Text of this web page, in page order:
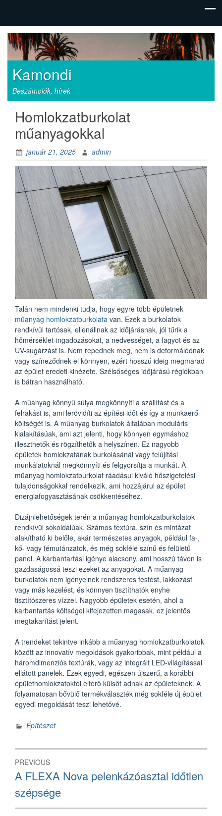
Kamondi
Beszámolók, hírek
Homlokzatburkolat
műanyagokkal
január 21, 2025 admin
Talán nem mindenki tudja, hogy egyre több épületnek
műanyag homlokzatburkolata van. Ezek a burkolatok
rendkívül tartósak, ellenállnak az időjárásnak, jól tűrik a
hőmérséklet-ingadozásokat, a nedvességet, a fagyot és az
UV-sugárzást is. Nem repednek meg, nem is deformálódnak
vagy színeződnek el könnyen, ezért hosszú ideig megmarad
az épület eredeti kinézete. Szélsőséges időjárású régiókban
is bátran használható.
A műanyag könnyű súlya megkönnyíti a szállítást és a
felrakást is, ami lerövidíti az építési időt és így a munkaerő
költségét is. A műanyag burkolatok általában moduláris
kialakításúak, ami azt jelenti, hogy könnyen egymáshoz
illeszthetők és rögzíthetők a helyszínen. Ez nagyobb
épületek homlokzatának burkolásánál vagy felújítási
munkálatoknál megkönnyíti és felgyorsítja a munkát. A
műanyag homlokzatburkolat ráadásul kiváló hőszigetelési
tulajdonságokkal rendelkezik, ami hozzájárul az épület
energiafogyasztásának csökkentéséhez.
Dizájnlehetőségek terén a műanyag homlokzatburkolatok
rendkívül sokoldalúak. Számos textúra, szín és mintázat
alakítható ki belőle, akár természetes anyagok, például fa-,
kő- vagy fémutánzatok, és még sokféle színű és felületű
panel. A karbantartási igénye alacsony, ami hosszú távon is
gazdaságossá teszi ezeket az anyagokat. A műanyag
burkolatok nem igényelnek rendszeres festést, lakkozást
vagy más kezelést, és könnyen tisztíthatók enyhe
tisztítószeres vízzel. Nagyobb épületek esetén, ahol a
karbantartás költségei kifejezetten magasak, ez jelentős
megtakarítást jelent.
A trendeket tekintve inkább a műanyag homlokzatburkolatok
között az innovatív megoldások gyakoribbak, mint például a
háromdimenziós textúrák, vagy az integrált LED-világítással
ellátott panelek. Ezek egyedi, egészen újszerű, a korábbi
épülethomlokzatoktól eltérő külsőt adnak az épületeknek. A
folyamatosan bővülő termékválaszték még sokféle új épület
egyedi megoldását teszi lehetővé.
Építészet
Bejegyzés
navigáció
PREVIOUS
Previous
post:
A FLEXA Nova pelenkázóasztal időtlen
szépsége